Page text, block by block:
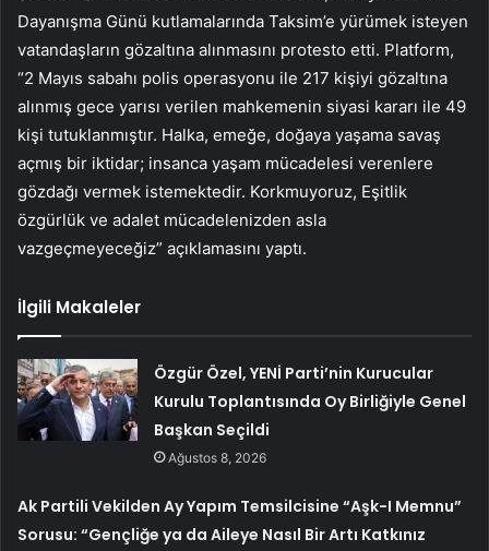
Dayanışma Günü kutlamalarında Taksim’e yürümek isteyen
vatandaşların gözaltına alınmasını protesto etti. Platform,
“2 Mayıs sabahı polis operasyonu ile 217 kişiyi gözaltına
alınmış gece yarısı verilen mahkemenin siyasi kararı ile 49
kişi tutuklanmıştır. Halka, emeğe, doğaya yaşama savaş
açmış bir iktidar; insanca yaşam mücadelesi verenlere
gözdağı vermek istemektedir. Korkmuyoruz, Eşitlik
özgürlük ve adalet mücadelenizden asla
vazgeçmeyeceğiz” açıklamasını yaptı.
İlgili Makaleler
Özgür Özel, YENİ Parti’nin Kurucular
Kurulu Toplantısında Oy Birliğiyle Genel
Başkan Seçildi
Ağustos 8, 2026
Ak Partili Vekilden Ay Yapım Temsilcisine “Aşk-I Memnu”
Sorusu: “Gençliğe ya da Aileye Nasıl Bir Artı Katkınız